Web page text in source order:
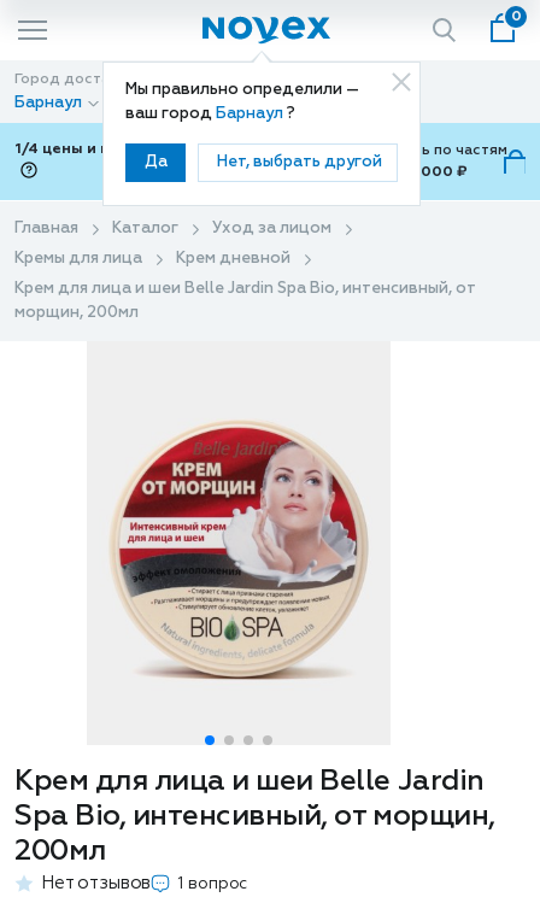
Мы правильно определили —
ваш город Барнаул ?
Да Нет, выбрать другой
0
Город доставки
Барнаул
Способ доставки
Доставка
1/4 цены и покупки ваши с Подели
Можно оплатить по частям
от 700 ₽ до 15,000 ₽
Главная Каталог
Уход за лицом
Кремы для лица
Крем дневной
Крем для лица и шеи Belle Jardin Spa Bio, интенсивный, от
морщин, 200мл
Крем для лица и шеи Belle Jardin
Spa Bio, интенсивный, от морщин,
200мл
Нет отзывов 1 вопрос